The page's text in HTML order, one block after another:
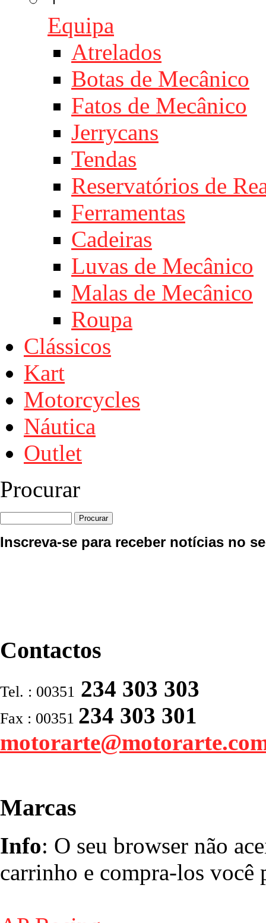
Equipa
Atrelados
Botas de Mecânico
Fatos de Mecânico
Jerrycans
Tendas
Reservatórios de
Ferramentas
Cadeiras
Luvas de Mecânico
Malas de Mecânico
Roupa
Clássicos
Kart
Motorcycles
Náutica
Outlet
Procurar
Inscreva-se para receber notícias no
Contactos
Tel. : 00351 234 303 303
Fax : 00351 234 303 301
Marcas
Info: O seu browser não
carrinho e compra-los você